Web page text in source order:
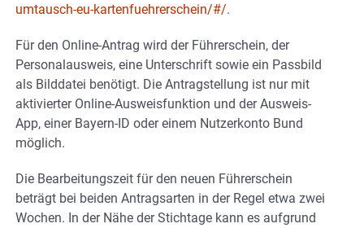
umtausch-eu-kartenfuehrerschein/#/.
Für den Online-Antrag wird der Führerschein, der
Personalausweis, eine Unterschrift sowie ein Passbild
als Bilddatei benötigt. Die Antragstellung ist nur mit
aktivierter Online-Ausweisfunktion und der Ausweis-
App, einer Bayern-ID oder einem Nutzerkonto Bund
möglich.
Die Bearbeitungszeit für den neuen Führerschein
beträgt bei beiden Antragsarten in der Regel etwa zwei
Wochen. In der Nähe der Stichtage kann es aufgrund